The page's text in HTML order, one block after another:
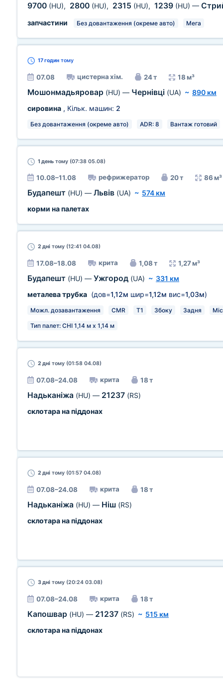
9700 (HU), 2800 (HU), 2315 (HU), 1239 (HU) —
запчастини Без довантаження (окреме авто) Мега
17 годин тому
07.08 цистерна хім. 24 т 18 м³
Мошонмадьяровар (HU) — Чернівці (UA) ~ 890 км
сировина , Кільк. машин: 2
Без довантаження (окреме авто) ADR: 8 Вантаж готовий
1 день тому (07:38 05.08)
10.08–11.08 рефрижератор 20 т 86 м³
Будапешт (HU) — Львів (UA) ~ 574 км
корми на палетах
2 дні тому (12:41 04.08)
17.08–18.08 крита 1,08 т 1,27 м³
Будапешт (HU) — Ужгород (UA) ~ 331 км
металева трубка (дов=1,12м шир=1,12м вис=1,03м)
Можл. дозавантаження CMR T1 Збоку Задня
Тип палет: CHI 1,14 м х 1,14 м
2 дні тому (01:58 04.08)
07.08–24.08 крита 18 т
Надьканіжа (HU) — 21237 (RS)
склотара на піддонах
2 дні тому (01:57 04.08)
07.08–24.08 крита 18 т
Надьканіжа (HU) — Ніш (RS)
склотара на піддонах
3 дні тому (20:24 03.08)
07.08–24.08 крита 18 т
Капошвар (HU) — 21237 (RS) ~ 515 км
склотара на піддонах